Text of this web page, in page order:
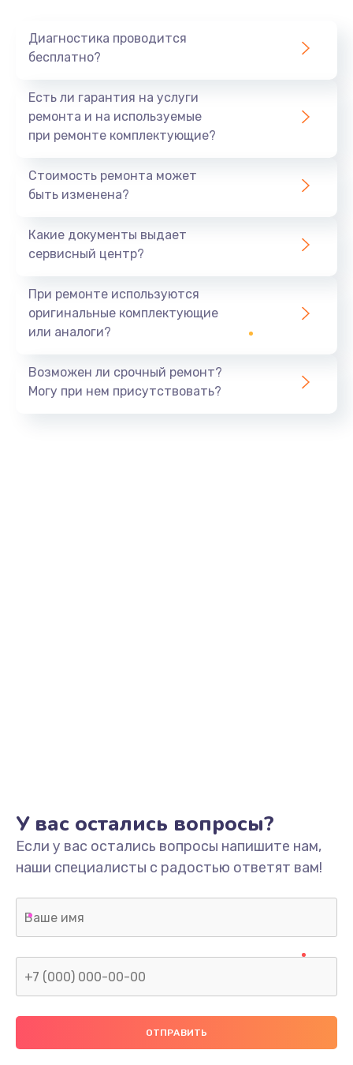
Диагностика проводится
бесплатно?
Есть ли гарантия на услуги
ремонта и на используемые
при ремонте комплектующие?
Стоимость ремонта может
быть изменена?
Какие документы выдает
сервисный центр?
При ремонте используются
оригинальные комплектующие
или аналоги?
Возможен ли срочный ремонт?
Могу при нем присутствовать?
У вас остались вопросы?
Если у вас остались вопросы напишите нам,
наши специалисты с радостью ответят вам!